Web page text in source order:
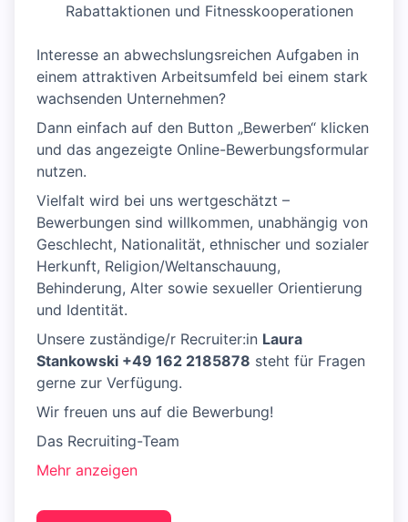
Rabattaktionen und Fitnesskooperationen
Interesse an abwechslungsreichen Aufgaben in
einem attraktiven Arbeitsumfeld bei einem stark
wachsenden Unternehmen?
Dann einfach auf den Button „Bewerben“ klicken
und das angezeigte Online-Bewerbungsformular
nutzen.
Vielfalt wird bei uns wertgeschätzt –
Bewerbungen sind willkommen, unabhängig von
Geschlecht, Nationalität, ethnischer und sozialer
Herkunft, Religion/Weltanschauung,
Behinderung, Alter sowie sexueller Orientierung
und Identität.
Unsere zuständige/r Recruiter:in Laura
Stankowski +49 162 2185878 steht für Fragen
gerne zur Verfügung.
Wir freuen uns auf die Bewerbung!
Das Recruiting-Team
Mehr anzeigen